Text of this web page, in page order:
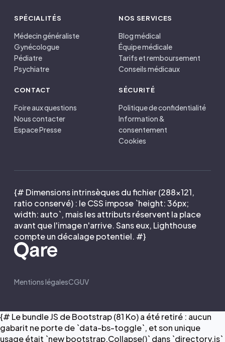
SPÉCIALITÉS
Médecin généraliste
Gynécologue
Pédiatre
Psychiatre
NOS SERVICES
Blog médical
Équipe médicale
Tarifs et remboursement
Conseils médicaux
CONTACT
Foire aux questions
Nous contacter
Espace Presse
SÉCURITÉ
Politique de confidentialité
Information &
consentement
Cookies
{# Dimensions intrinsèques du fichier (288×121,
ratio conservé) : le CSS impose `height: 36px;
width: auto`, mais les attributs réservent la place
avant que l'image n'arrive. Sans eux, Lighthouse
compte un décalage potentiel. #}
Mentions légalesCGUV
{# Le bundle JS de Bootstrap (81 Ko) a été retiré : aucun
gabarit ne porte de `data-bs-toggle`, et son unique
usage était `new bootstrap.Collapse()` dans `directory.js`